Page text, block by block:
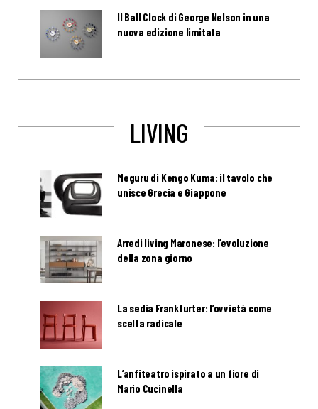
Il Ball Clock di George Nelson in una
nuova edizione limitata
LIVING
Meguru di Kengo Kuma: il tavolo che
unisce Grecia e Giappone
Arredi living Maronese: l’evoluzione
della zona giorno
La sedia Frankfurter: l’ovvietà come
scelta radicale
L’anfiteatro ispirato a un fiore di
Mario Cucinella